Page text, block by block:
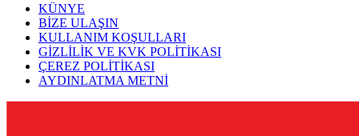
KÜNYE
BİZE ULAŞIN
KULLANIM KOŞULLARI
GİZLİLİK VE KVK POLİTİKASI
ÇEREZ POLİTİKASI
AYDINLATMA METNİ